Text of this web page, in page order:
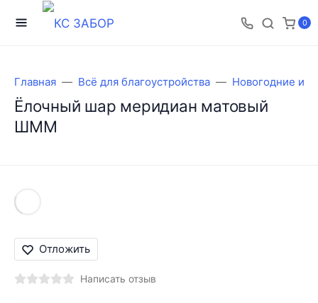
0
Главная Всё для благоустройства Новогодние
Ёлочный шар меридиан матовый
ШММ
Отложить
Написать отзыв